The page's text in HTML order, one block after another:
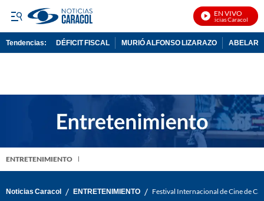
EN VIVO
Noticias Caracol En
Tendencias: DÉFICIT FISCAL MURIÓ ALFONSO LIZARAZO
ENTRETENIMIENTO
Noticias Caracol / ENTRETENIMIENTO / Festival Internacional de Cine de